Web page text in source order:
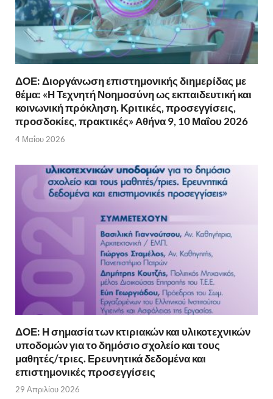
ΔΟΕ: Διοργάνωση επιστημονικής διημερίδας με
θέμα: «Η Τεχνητή Νοημοσύνη ως εκπαιδευτική και
κοινωνική πρόκληση. Κριτικές, προσεγγίσεις,
προσδοκίες, πρακτικές» Αθήνα 9, 10 Μαΐου 2026
4 Μαΐου 2026
ΔΟΕ: Η σημασία των κτιριακών και υλικοτεχνικών
υποδομών για το δημόσιο σχολείο και τους
μαθητές/τριες. Ερευνητικά δεδομένα και
επιστημονικές προσεγγίσεις
29 Απριλίου 2026